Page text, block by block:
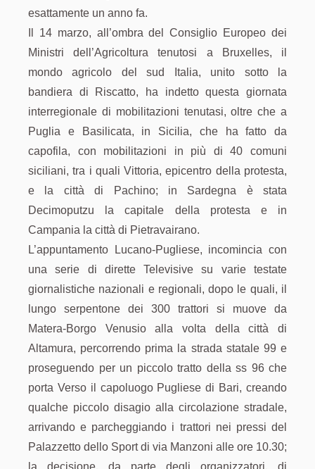
esattamente un anno fa.
Il 14 marzo, all’ombra del Consiglio Europeo dei
Ministri dell’Agricoltura tenutosi a Bruxelles, il
mondo agricolo del sud Italia, unito sotto la
bandiera di Riscatto, ha indetto questa giornata
interregionale di mobilitazioni tenutasi, oltre che a
Puglia e Basilicata, in Sicilia, che ha fatto da
capofila, con mobilitazioni in più di 40 comuni
siciliani, tra i quali Vittoria, epicentro della protesta,
e la città di Pachino; in Sardegna è stata
Decimoputzu la capitale della protesta e in
Campania la città di Pietravairano.
L’appuntamento Lucano-Pugliese, incomincia con
una serie di dirette Televisive su varie testate
giornalistiche nazionali e regionali, dopo le quali, il
lungo serpentone dei 300 trattori si muove da
Matera-Borgo Venusio alla volta della città di
Altamura, percorrendo prima la strada statale 99 e
proseguendo per un piccolo tratto della ss 96 che
porta Verso il capoluogo Pugliese di Bari, creando
qualche piccolo disagio alla circolazione stradale,
arrivando e parcheggiando i trattori nei pressi del
Palazzetto dello Sport di via Manzoni alle ore 10.30;
la decisione, da parte degli organizzatori, di